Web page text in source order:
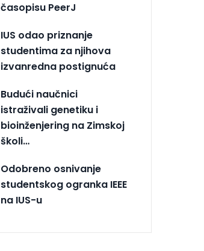
časopisu PeerJ
IUS odao priznanje
studentima za njihova
izvanredna postignuća
Budući naučnici
istraživali genetiku i
bioinženjering na Zimskoj
školi…
Odobreno osnivanje
studentskog ogranka IEEE
na IUS-u